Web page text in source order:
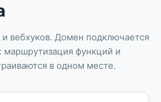
вебхуков. Домен подключается
маршрутизация функций и
в одном месте.